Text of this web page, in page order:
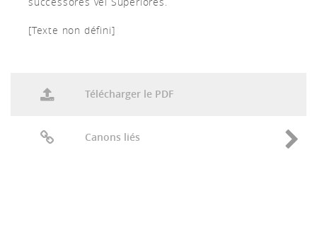
[Texte non défini]
Télécharger le PDF
Canons liés